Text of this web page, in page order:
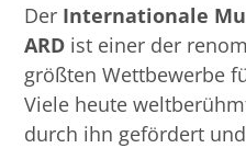
Der Internationale
ARD ist einer der
größten Wettbewerbe
Viele heute
durch ihn gefördert